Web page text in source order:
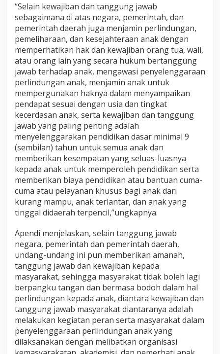
“Selain kewajiban dan tanggung jawab
sebagaimana di atas negara, pemerintah, dan
pemerintah daerah juga menjamin perlindungan,
pemeliharaan, dan kesejahteraan anak dengan
memperhatikan hak dan kewajiban orang tua, wali,
atau orang lain yang secara hukum bertanggung
jawab terhadap anak, mengawasi penyelenggaraan
perlindungan anak, menjamin anak untuk
mempergunakan haknya dalam menyampaikan
pendapat sesuai dengan usia dan tingkat
kecerdasan anak, serta kewajiban dan tanggung
jawab yang paling penting adalah
menyelenggarakan pendidikan dasar minimal 9
(sembilan) tahun untuk semua anak dan
memberikan kesempatan yang seluas-luasnya
kepada anak untuk memperoleh pendidikan serta
memberikan biaya pendidikan atau bantuan cuma-
cuma atau pelayanan khusus bagi anak dari
kurang mampu, anak terlantar, dan anak yang
tinggal didaerah terpencil,”ungkapnya.
Apendi menjelaskan, selain tanggung jawab
negara, pemerintah dan pemerintah daerah,
undang-undang ini pun memberikan amanah,
tanggung jawab dan kewajiban kepada
masyarakat, sehingga masyarakat tidak boleh lagi
berpangku tangan dan bermasa bodoh dalam hal
perlindungan kepada anak, diantara kewajiban dan
tanggung jawab masyarakat diantaranya adalah
melakukan kegiatan peran serta masyarakat dalam
penyelenggaraan perlindungan anak yang
dilaksanakan dengan melibatkan organisasi